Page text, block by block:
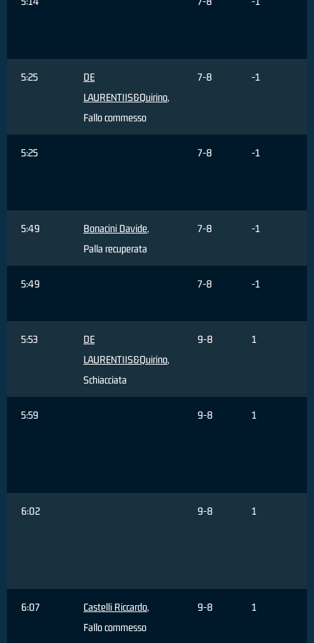
5:25
DE
LAURENTIIS&Quirino,
Fallo commesso
7-8 -1
5:25 7-8 -1
5:49 Bonacini Davide,
Palla recuperata
7-8 -1
5:49 7-8 -1
5:53
DE
LAURENTIIS&Quirino,
Schiacciata
9-8 1
5:59 9-8 1
6:02 9-8 1
6:07 Castelli Riccardo,
Fallo commesso
9-8 1